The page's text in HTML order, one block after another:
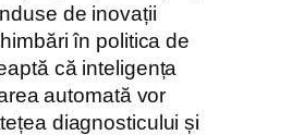
de inovații
în politica de
că inteligența
automată vor
diagnosticului și